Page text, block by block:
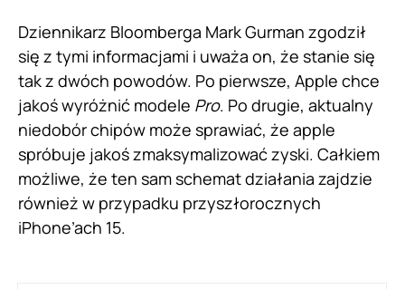
Dziennikarz Bloomberga Mark Gurman zgodził
się z tymi informacjami i uważa on, że stanie się
tak z dwóch powodów. Po pierwsze, Apple chce
jakoś wyróżnić modele Pro. Po drugie, aktualny
niedobór chipów może sprawiać, że apple
spróbuje jakoś zmaksymalizować zyski. Całkiem
możliwe, że ten sam schemat działania zajdzie
również w przypadku przyszłorocznych
iPhone’ach 15.